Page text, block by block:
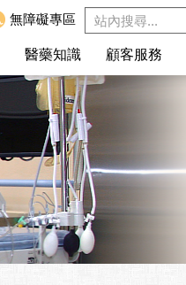
醫藥知識 顧客服務
無障礙專區